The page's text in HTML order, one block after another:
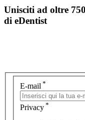
Unisciti ad oltre
di eDentist
E-mail *
Privacy *